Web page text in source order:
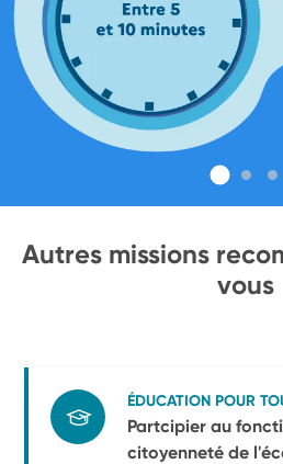
Autres missions
vous
ÉDUCATION POUR
Partcipier au
citoyenneté de